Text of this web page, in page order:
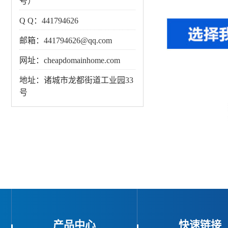
Q Q：441794626
邮箱：441794626@qq.com
网址：cheapdomainhome.com
地址：诸城市龙都街道工业园33
号
产品中心 快速链接